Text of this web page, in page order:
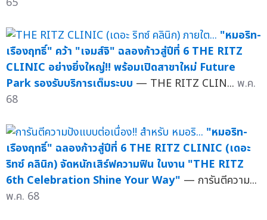
"หมอริท-
เรืองฤทธิ์" คว้า "เจมส์จิ" ฉลองก้าวสู่ปีที่ 6 THE RITZ
CLINIC อย่างยิ่งใหญ่!! พร้อมเปิดสาขาใหม่ Future
Park รองรับบริการเต็มระบบ — THE RITZ CLIN... พ.ค.
68
"หมอริท-
เรืองฤทธิ์" ฉลองก้าวสู่ปีที่ 6 THE RITZ CLINIC (เดอะ
ริทซ์ คลินิก) จัดหนักเสิร์ฟความฟิน ในงาน "THE RITZ
6th Celebration Shine Your Way" — การันตีความ...
พ.ค. 68